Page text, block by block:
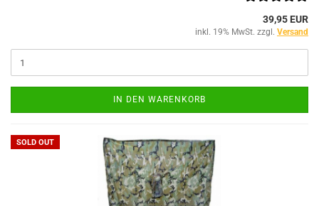
39,95 EUR
inkl. 19% MwSt. zzgl. Versand
IN DEN WARENKORB
SOLD OUT